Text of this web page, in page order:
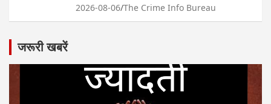
2026-08-06 The Crime Info Bureau
जरूरी खबरें